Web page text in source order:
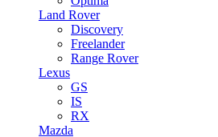
Land Rover
Discovery
Freelander
Range Rover
Lexus
GS
IS
RX
Mazda